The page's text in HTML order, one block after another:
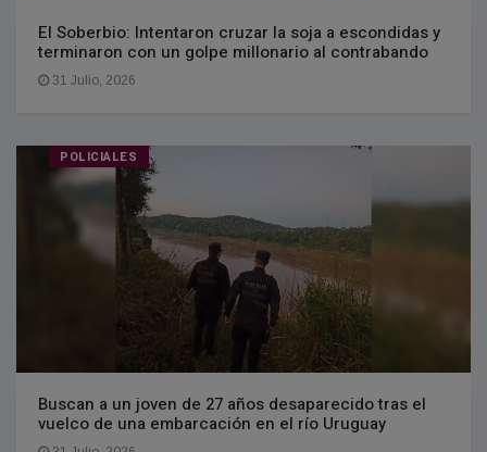
El Soberbio: Intentaron cruzar la soja a escondidas y
terminaron con un golpe millonario al contrabando
31 Julio, 2026
POLICIALES
Buscan a un joven de 27 años desaparecido tras el
vuelco de una embarcación en el río Uruguay